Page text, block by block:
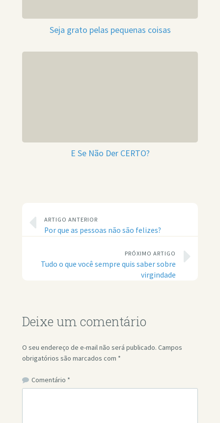
Seja grato pelas pequenas coisas
E Se Não Der CERTO?
ARTIGO ANTERIOR
Por que as pessoas não são felizes?
PRÓXIMO ARTIGO
Tudo o que você sempre quis saber sobre
virgindade
Deixe um comentário
O seu endereço de e-mail não será publicado. Campos
obrigatórios são marcados com *
Comentário *